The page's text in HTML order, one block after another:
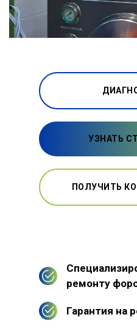
УЗНАТЬ
ПОЛУЧИТЬ
ремонту
Гарантия на